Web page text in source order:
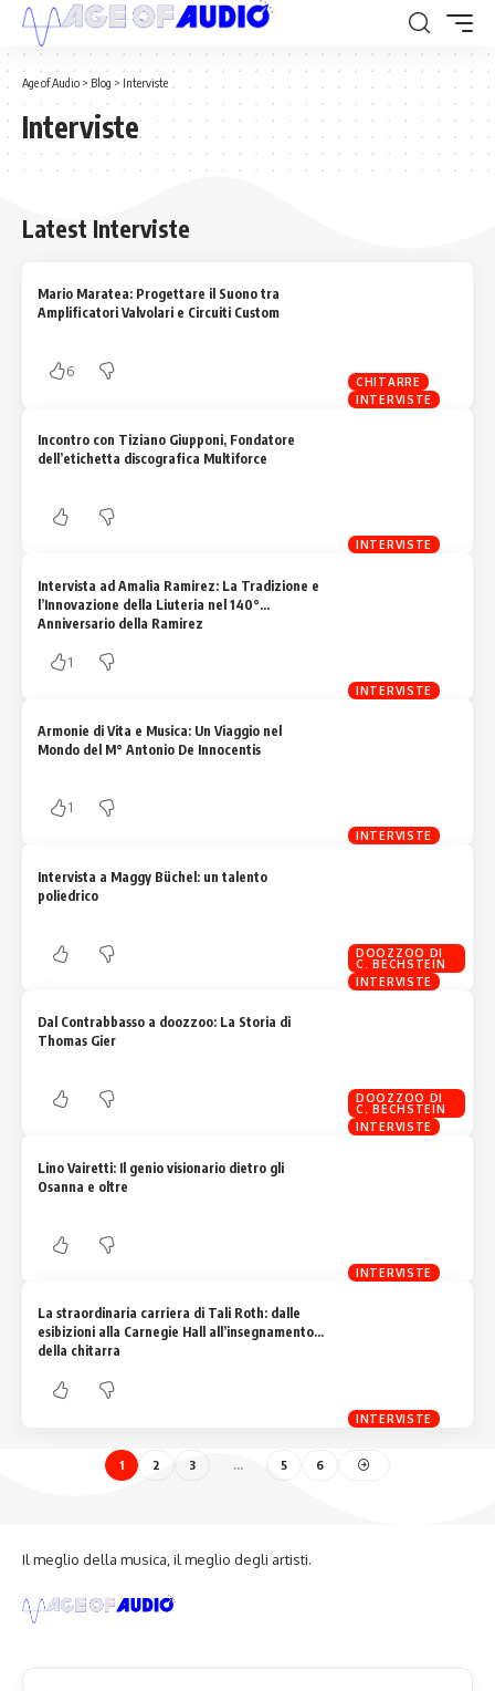
Age of Audio > Blog > Interviste
Interviste
Latest Interviste
CHITARRE
INTERVISTE
Mario Maratea: Progettare il Suono tra
Amplificatori Valvolari e Circuiti Custom
6
INTERVISTE
Incontro con Tiziano Giupponi, Fondatore
dell’etichetta discografica Multiforce
INTERVISTE
Intervista ad Amalia Ramirez: La Tradizione e
l’Innovazione della Liuteria nel 140°
Anniversario della Ramirez
1
INTERVISTE
Armonie di Vita e Musica: Un Viaggio nel
Mondo del M° Antonio De Innocentis
1
DOOZZOO DI
C. BECHSTEIN
INTERVISTE
Intervista a Maggy Büchel: un talento
poliedrico
DOOZZOO DI
C. BECHSTEIN
INTERVISTE
Dal Contrabbasso a doozzoo: La Storia di
Thomas Gier
INTERVISTE
Lino Vairetti: Il genio visionario dietro gli
Osanna e oltre
INTERVISTE
La straordinaria carriera di Tali Roth: dalle
esibizioni alla Carnegie Hall all’insegnamento
della chitarra
1 2 3 … 5 6
Il meglio della musica, il meglio degli artisti.